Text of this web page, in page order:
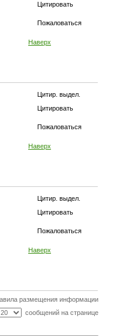
Цитировать
Пожаловаться
Наверх
Цитир. выдел.
Цитировать
Пожаловаться
Наверх
Цитир. выдел.
Цитировать
Пожаловаться
Наверх
размещения информации
сообщений на странице